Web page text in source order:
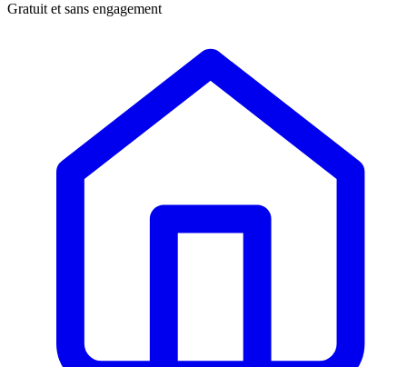
Gratuit et sans engagement